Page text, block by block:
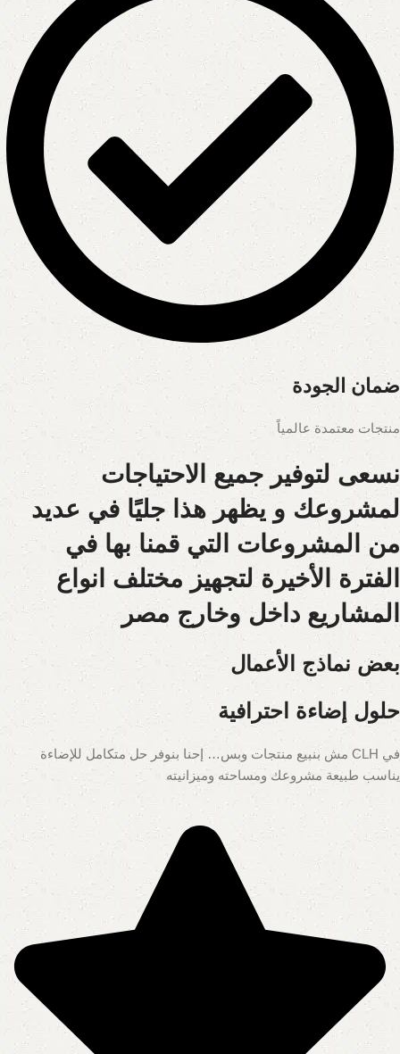
ضمان الجودة
منتجات معتمدة عالمياً
نسعى لتوفير جميع الاحتياجات
لمشروعك و يظهر هذا جليًا في عديد
من المشروعات التي قمنا بها في
الفترة الأخيرة لتجهيز مختلف انواع
المشاريع داخل وخارج مصر
بعض نماذج الأعمال
حلول إضاءة احترافية
في CLH مش بنبيع منتجات وبس… إحنا بنوفر حل متكامل للإضاءة
يناسب طبيعة مشروعك ومساحته وميزانيته